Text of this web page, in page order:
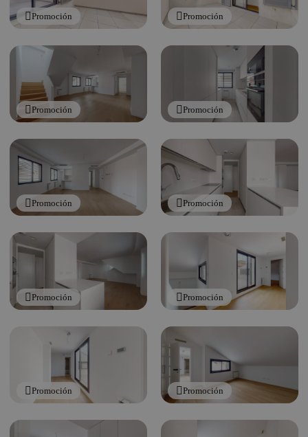
Promoción Promoción
Promoción Promoción
Promoción Promoción
Promoción Promoción
Promoción Promoción